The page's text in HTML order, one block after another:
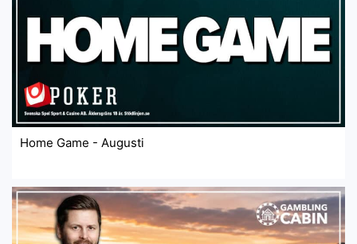
Home Game - Augusti